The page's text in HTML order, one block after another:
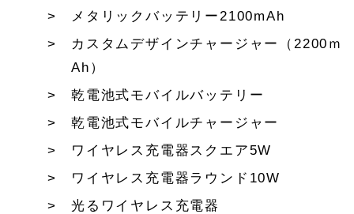
メタリックバッテリー2100mAh
カスタムデザインチャージャー（2200ｍ
Ah）
乾電池式モバイルバッテリー
乾電池式モバイルチャージャー
ワイヤレス充電器スクエア5W
ワイヤレス充電器ラウンド10W
光るワイヤレス充電器